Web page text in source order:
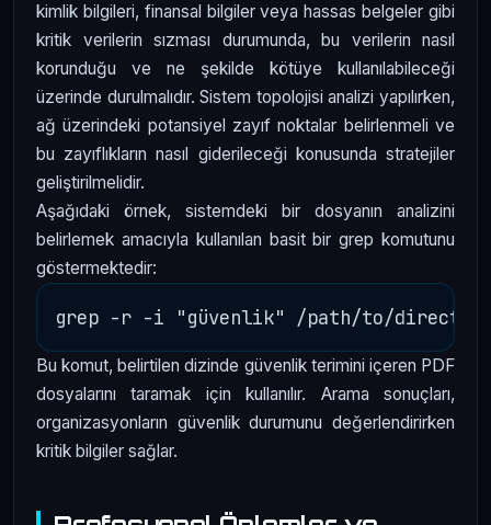
kimlik bilgileri, finansal bilgiler veya hassas belgeler gibi
kritik verilerin sızması durumunda, bu verilerin nasıl
korunduğu ve ne şekilde kötüye kullanılabileceği
üzerinde durulmalıdır. Sistem topolojisi analizi yapılırken,
ağ üzerindeki potansiyel zayıf noktalar belirlenmeli ve
bu zayıflıkların nasıl giderileceği konusunda stratejiler
geliştirilmelidir.
Aşağıdaki örnek, sistemdeki bir dosyanın analizini
belirlemek amacıyla kullanılan basit bir grep komutunu
göstermektedir:
Bu komut, belirtilen dizinde güvenlik terimini içeren PDF
dosyalarını taramak için kullanılır. Arama sonuçları,
organizasyonların güvenlik durumunu değerlendirirken
kritik bilgiler sağlar.